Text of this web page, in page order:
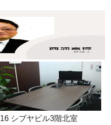
シブヤビル3階北室